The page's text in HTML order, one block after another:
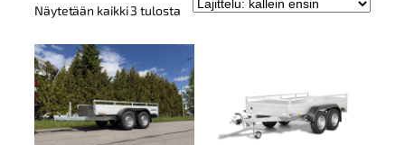
Näytetään kaikki 3 tulostaKallein